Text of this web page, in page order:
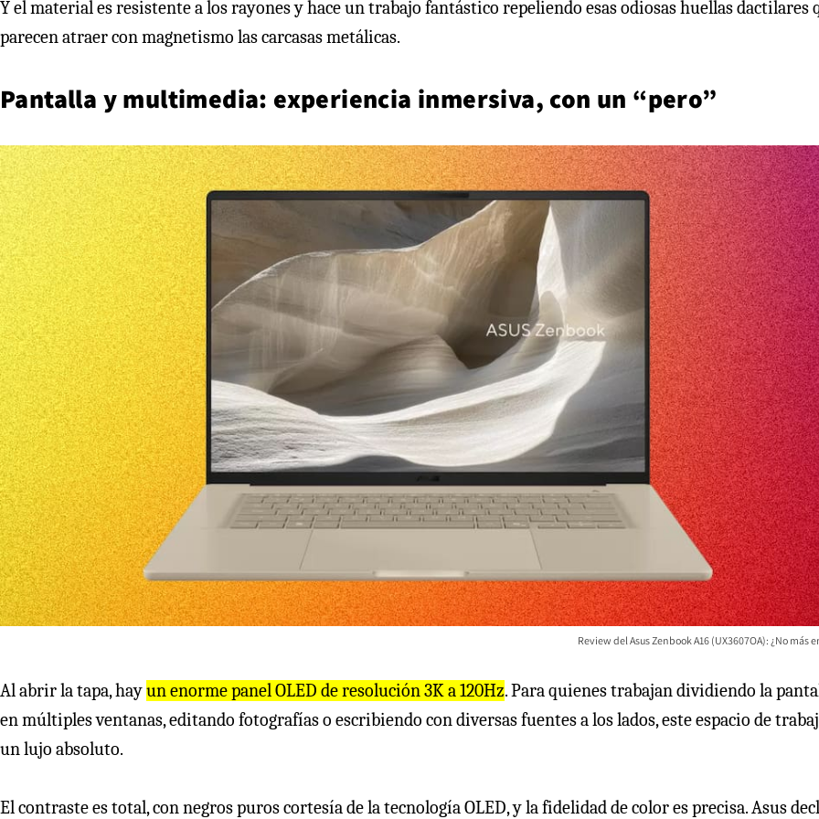
Y el material es resistente a los rayones y hace un trabajo fantástico repeliendo esas odiosas huellas dactilares
parecen atraer con magnetismo las carcasas metálicas.
Pantalla y multimedia: experiencia inmersiva, con un “pero”
Review del Asus Zenbook A16 (UX3607OA): ¿No más
Al abrir la tapa, hayun enorme panel OLED de resolución 3K a 120Hz. Para quienes trabajan dividiendo la
en múltiples ventanas, editando fotografías o escribiendo con diversas fuentes a los lados, este espacio de
un lujo absoluto.
El contraste es total, con negros puros cortesía de la tecnología OLED, y la fidelidad de color es precisa. Asus